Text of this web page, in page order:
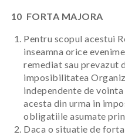
10 FORTA MAJORA
Pentru scopul acestui
inseamna orice
remediat sau prevazut
imposibilitatea
independente de
acesta din urma in
obligatiile asumate
Daca o situatie de